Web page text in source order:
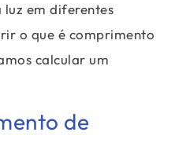
em diferentes
o que é comprimento
calcular um
de